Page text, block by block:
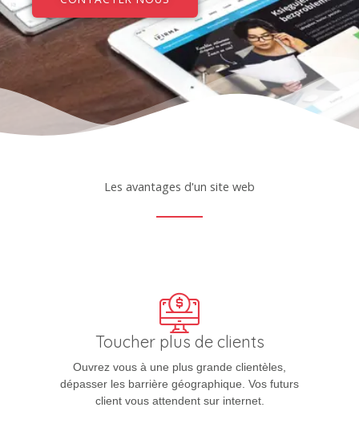
Les avantages d'un site web
Toucher plus de clients
Ouvrez vous à une plus grande clientèles,
dépasser les barrière géographique. Vos futurs
client vous attendent sur internet.